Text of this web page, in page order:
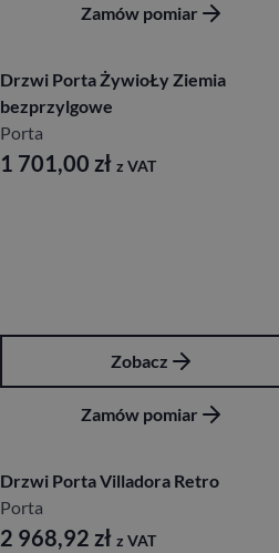
Zamów pomiar
Drzwi Porta ŻywioŁy Ziemia
bezprzylgowe
Porta
1 701,00 zł z VAT
Zobacz
Zamów pomiar
Drzwi Porta Villadora Retro
Porta
2 968,92 zł z VAT